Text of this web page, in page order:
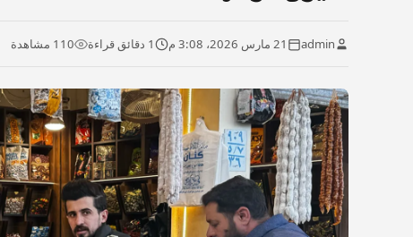
admin 21 مارس 2026، 3:08 م 1 دقائق قراءة 110 مشاهدة